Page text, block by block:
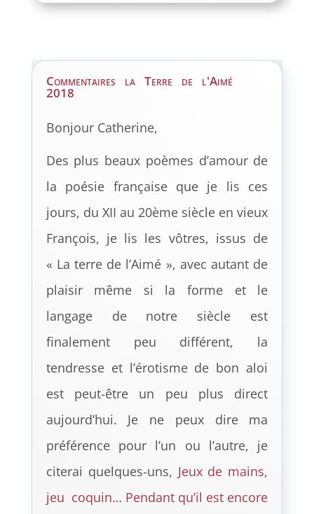
Commentaires la Terre de l'Aimé
2018
Bonjour Catherine,
Des plus beaux poèmes d’amour de
la poésie française que je lis ces
jours, du XII au 20ème siècle en vieux
François, je lis les vôtres, issus de
« La terre de l’Aimé », avec autant de
plaisir même si la forme et le
langage de notre siècle est
finalement peu différent, la
tendresse et l’érotisme de bon aloi
est peut-être un peu plus direct
aujourd’hui. Je ne peux dire ma
préférence pour l’un ou l’autre, je
citerai quelques-uns, Jeux de mains,
jeu coquin… Pendant qu’il est encore